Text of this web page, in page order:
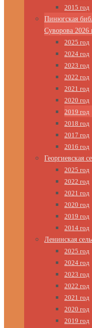
2015 год
Пинюгская
Суворова 2026
2025 год
2024 год
2023 год
2022 год
2021 год
2020 год
2019 год
2018 год
2017 год
2016 год
Георгиевская
2025 год
2022 год
2021 год
2020 год
2019 год
2014 год
Ленинская
2025 год
2024 год
2023 год
2022 год
2021 год
2020 год
2019 год